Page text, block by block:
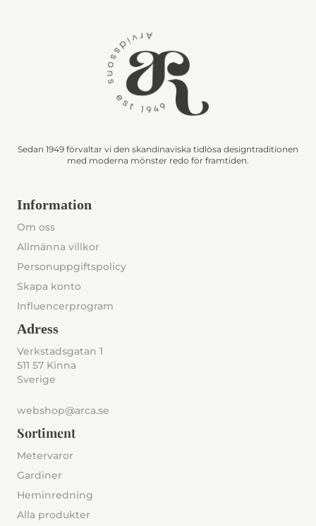
Sedan 1949 förvaltar vi den skandinaviska tidlösa designtraditionen
med moderna mönster redo för framtiden.
Information
Om oss
Allmänna villkor
Personuppgiftspolicy
Skapa konto
Influencerprogram
Adress
Verkstadsgatan 1
511 57 Kinna
Sverige
webshop@arca.se
Sortiment
Metervaror
Gardiner
Heminredning
Alla produkter